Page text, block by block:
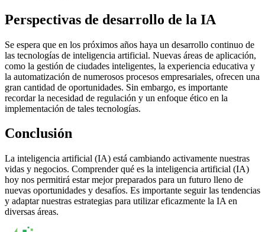
Perspectivas de desarrollo de la IA
Se espera que en los próximos años haya un desarrollo continuo de
las tecnologías de inteligencia artificial. Nuevas áreas de aplicación,
como la gestión de ciudades inteligentes, la experiencia educativa y
la automatización de numerosos procesos empresariales, ofrecen una
gran cantidad de oportunidades. Sin embargo, es importante
recordar la necesidad de regulación y un enfoque ético en la
implementación de tales tecnologías.
Conclusión
La inteligencia artificial (IA) está cambiando activamente nuestras
vidas y negocios. Comprender qué es la inteligencia artificial (IA)
hoy nos permitirá estar mejor preparados para un futuro lleno de
nuevas oportunidades y desafíos. Es importante seguir las tendencias
y adaptar nuestras estrategias para utilizar eficazmente la IA en
diversas áreas.